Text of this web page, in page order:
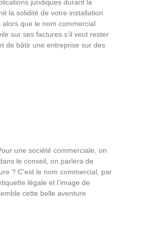
juridiques durant la
la solidité de votre installation
que le nom commercial
sur ses factures s’il veut rester
de bâtir une entreprise sur des
une société commerciale, on
le conseil, on parlera de
? C’est le nom commercial, par
légale et l’image de
cette belle aventure